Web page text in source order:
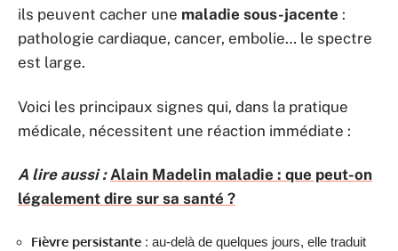
ils peuvent cacher une maladie sous-jacente :
pathologie cardiaque, cancer, embolie… le spectre
est large.
Voici les principaux signes qui, dans la pratique
médicale, nécessitent une réaction immédiate :
A lire aussi : Alain Madelin maladie : que peut-on
légalement dire sur sa santé ?
Fièvre persistante : au-delà de quelques jours, elle traduit